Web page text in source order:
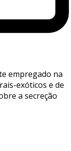
empregado na
exóticos e de
a secreção